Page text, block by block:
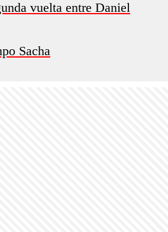
vuelta entre Daniel
Sacha